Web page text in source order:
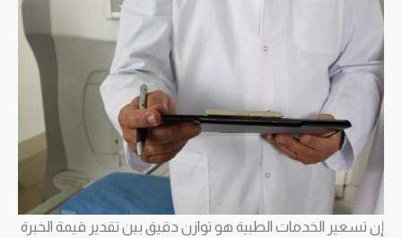
إن تسعير الخدمات الطبية هو توازن دقيق بين تقدير قيمة الخبرة